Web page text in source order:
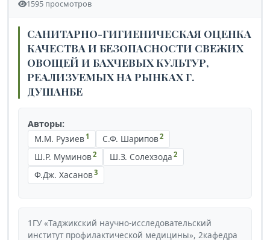
1595 просмотров
САНИТАРНО-ГИГИЕНИЧЕСКАЯ ОЦЕНКА
КАЧЕСТВА И БЕЗОПАСНОСТИ СВЕЖИХ
ОВОЩЕЙ И БАХЧЕВЫХ КУЛЬТУР,
РЕАЛИЗУЕМЫХ НА РЫНКАХ Г.
ДУШАНБЕ
Авторы:
М.М. Рузиев1 С.Ф. Шарипов2
Ш.Р. Муминов2 Ш.З. Солехзода 2
Ф.Дж. Хасанов3
1ГУ «Таджикский научно-исследовательский
институт профилактической медицины», 2кафедра